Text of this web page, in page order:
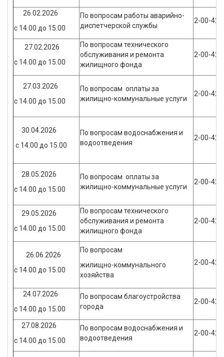
26.02.2026
с 14.00 до 15.00
По вопросам работы аварийно-
диспетчерской службы
2-00-42
27.02.2026
с 14.00 до 15.00
По вопросам технического
обслуживания и ремонта
жилищного фонда
2-00-42
27.03.2026
с 14.00 до 15.00
По вопросам оплаты за
жилищно-коммунальные услуги
2-00-42
30.04.2026
с 14.00 до 15.00
По вопросам водоснабжения и
водоотведения
2-00-42
28.05.2026
с 14.00 до 15.00
По вопросам оплаты за
жилищно-коммунальные услуги
2-00-42
29.05.2026
с 14.00 до 15.00
По вопросам технического
обслуживания и ремонта
жилищного фонда
2-00-42
26.06.2026
с 14.00 до 15.00
По вопросам
жилищно-коммунального
хозяйства
2-00-42
24.07.2026
с 14.00 до 15.00
По вопросам благоустройства
города
2-00-42
27.08.2026
с 14.00 до 15.00
По вопросам водоснабжения и
водоотведения
2-00-42